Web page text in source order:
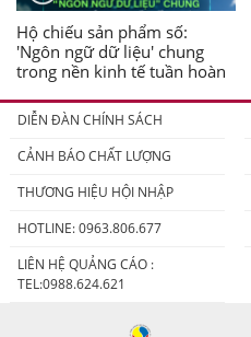
Hộ chiếu sản phẩm số:
'Ngôn ngữ dữ liệu' chung
trong nền kinh tế tuần hoàn
DIỄN ĐÀN CHÍNH SÁCH
CẢNH BÁO CHẤT LƯỢNG
THƯƠNG HIỆU HỘI NHẬP
HOTLINE: 0963.806.677
LIÊN HỆ QUẢNG CÁO :
TEL:0988.624.621